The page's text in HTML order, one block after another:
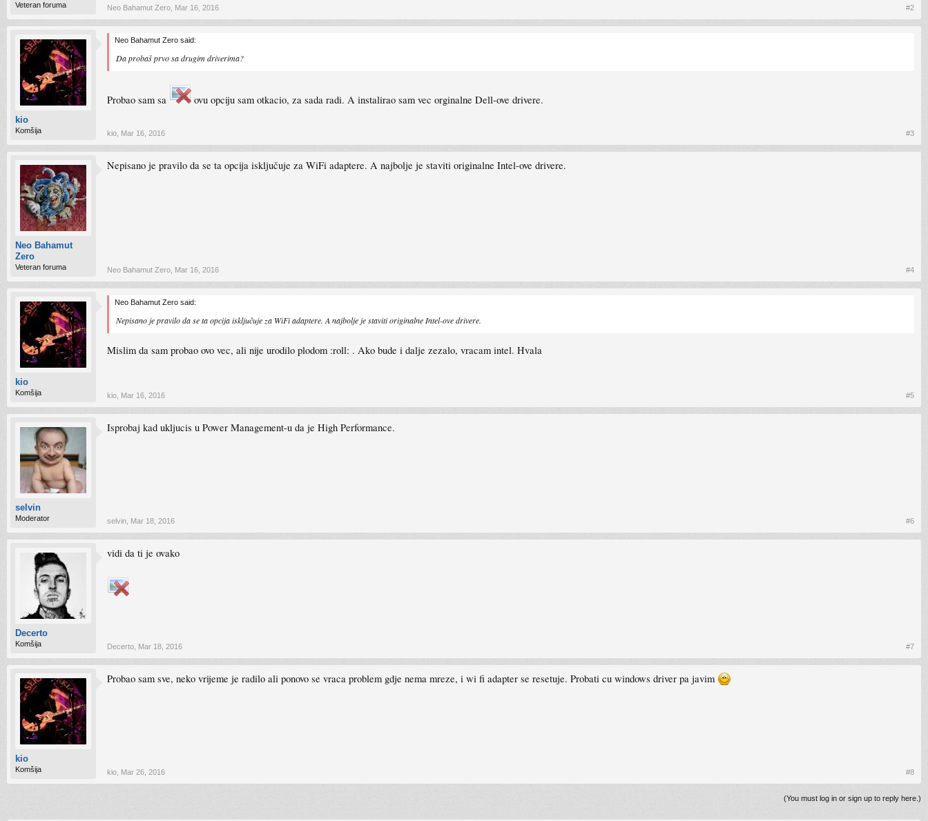
Veteran foruma Neo Bahamut Zero Mar 16, 2016 #2
kio
Komšija
Neo Bahamut Zero said:
Da probaš prvo sa drugim driverima?
Probao sam sa ovu opciju sam otkacio, za sada radi. A instalirao sam vec orginalne Dell-ove drivere.
kio Mar 16, 2016 #3
Neo Bahamut
Zero
Veteran foruma
Nepisano je pravilo da se ta opcija isključuje za WiFi adaptere. A najbolje je staviti originalne Intel-ove drivere.
Neo Bahamut Zero Mar 16, 2016 #4
kio
Komšija
Neo Bahamut Zero said:
Nepisano je pravilo da se ta opcija isključuje za WiFi adaptere. A najbolje je staviti originalne Intel-ove drivere.
Mislim da sam probao ovo vec, ali nije urodilo plodom :roll: . Ako bude i dalje zezalo, vracam intel. Hvala
kio Mar 16, 2016 #5
selvin
Moderator
Isprobaj kad ukljucis u Power Management-u da je High Performance.
selvin Mar 18, 2016 #6
Decerto
Komšija
vidi da ti je ovako
Decerto Mar 18, 2016 #7
kio
Komšija
Probao sam sve, neko vrijeme je radilo ali ponovo se vraca problem gdje nema mreze, i wi fi adapter se resetuje. Probati cu windows driver pa javim
kio Mar 26, 2016 #8
(You must log in or sign up to reply here.)